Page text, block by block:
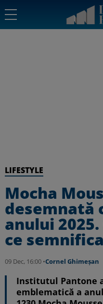
LIFESTYLE
Mocha
desemnată
anului
ce
09 Dec, 16:00 •Cornel Ghimeșan
Institutul Pantone
emblematică a